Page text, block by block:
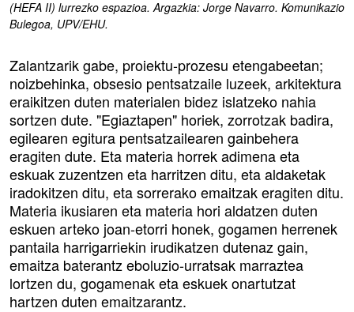
(HEFA II) lurrezko espazioa. Argazkia: Jorge Navarro. Komunikazio
Bulegoa, UPV/EHU.
Zalantzarik gabe, proiektu-prozesu etengabeetan;
noizbehinka, obsesio pentsatzaile luzeek, arkitektura
eraikitzen duten materialen bidez islatzeko nahia
sortzen dute. "Egiaztapen" horiek, zorrotzak badira,
egilearen egitura pentsatzailearen gainbehera
eragiten dute. Eta materia horrek adimena eta
eskuak zuzentzen eta harritzen ditu, eta aldaketak
iradokitzen ditu, eta sorrerako emaitzak eragiten ditu.
Materia ikusiaren eta materia hori aldatzen duten
eskuen arteko joan-etorri honek, gogamen herrenek
pantaila harrigarriekin irudikatzen dutenaz gain,
emaitza baterantz eboluzio-urratsak marraztea
lortzen du, gogamenak eta eskuek onartutzat
hartzen duten emaitzarantz.